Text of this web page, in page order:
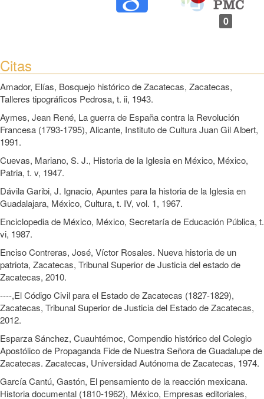
0
Citas
Amador, Elías, Bosquejo histórico de Zacatecas, Zacatecas,
Talleres tipográficos Pedrosa, t. ii, 1943.
Aymes, Jean René, La guerra de España contra la Revolución
Francesa (1793-1795), Alicante, Instituto de Cultura Juan Gil Albert,
1991.
Cuevas, Mariano, S. J., Historia de la Iglesia en México, México,
Patria, t. v, 1947.
Dávila Garibi, J. Ignacio, Apuntes para la historia de la Iglesia en
Guadalajara, México, Cultura, t. IV, vol. 1, 1967.
Enciclopedia de México, México, Secretaría de Educación Pública, t.
vi, 1987.
Enciso Contreras, José, Víctor Rosales. Nueva historia de un
patriota, Zacatecas, Tribunal Superior de Justicia del estado de
Zacatecas, 2010.
----,El Código Civil para el Estado de Zacatecas (1827-1829),
Zacatecas, Tribunal Superior de Justicia del Estado de Zacatecas,
2012.
Esparza Sánchez, Cuauhtémoc, Compendio histórico del Colegio
Apostólico de Propaganda Fide de Nuestra Señora de Guadalupe de
Zacatecas. Zacatecas, Universidad Autónoma de Zacatecas, 1974.
García Cantú, Gastón, El pensamiento de la reacción mexicana.
Historia documental (1810-1962), México, Empresas editoriales,